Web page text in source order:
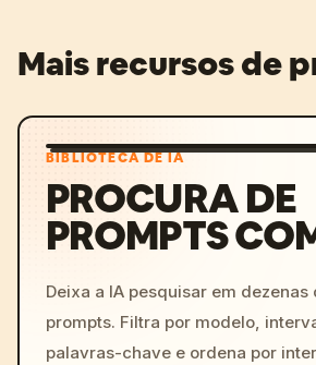
Mais recursos de
BIBLIOTECA DE IA
PROCURA DE
PROMPTS
Deixa a IA pesquisar em
prompts. Filtra por modelo,
palavras-chave e ordena por